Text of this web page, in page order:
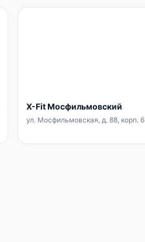
X-Fit Мосфильмовский
ул. Мосфильмовская, д. 88, корп. 6